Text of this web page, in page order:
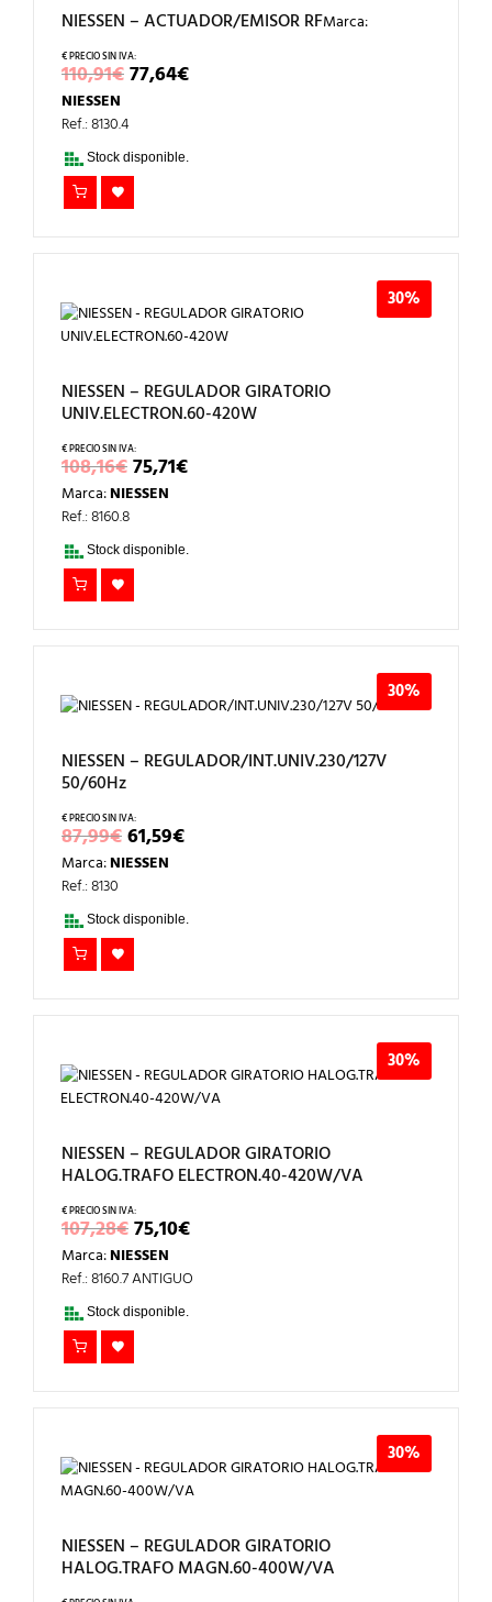
NIESSEN – ACTUADOR/EMISOR RF
110,91€EL
PRECIO
ERA:
110,91€.
77,64€EL
PRECIO
Marca:
NIESSEN
Ref.: 8130.4
Stock disponible.
30%
NIESSEN – REGULADOR GIRATORIO
UNIV.ELECTRON.60-420W
108,16€EL
PRECIO
ORIGINAL
108,16€.
75,71€EL
PRECIO
Marca:NIESSEN
Ref.: 8160.8
Stock disponible.
30%
NIESSEN – REGULADOR/INT.UNIV.230/127V
50/60Hz
87,99€EL
PRECIO
ORIGINAL
87,99€.
61,59€EL
PRECIO
Marca:NIESSEN
Ref.: 8130
Stock disponible.
30%
NIESSEN – REGULADOR GIRATORIO
HALOG.TRAFO ELECTRON.40-420W/VA
107,28€EL
PRECIO
ORIGINAL
ERA:
107,28€.
75,10€EL
PRECIO
ES:
Marca:NIESSEN
Ref.: 8160.7 ANTIGUO
Stock disponible.
30%
NIESSEN – REGULADOR GIRATORIO
HALOG.TRAFO MAGN.60-400W/VA